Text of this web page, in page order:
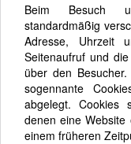
Beim Besuch
standardmäßig
Adresse, Uhrzeit
Seitenaufruf und
über den
sogennante
abgelegt. Cookies
denen eine
einem früheren